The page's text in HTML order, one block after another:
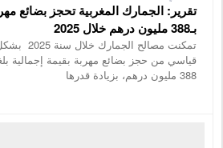
تقرير: الجمارك المغربية تحجز بضائع
بـ388 مليون درهم خلال 2025
تمكنت مصالح الجمارك خلال
قياسي من حجز بضائع مهربة بقيمة إجمالية
388 مليون درهم، بزيادة قدرها